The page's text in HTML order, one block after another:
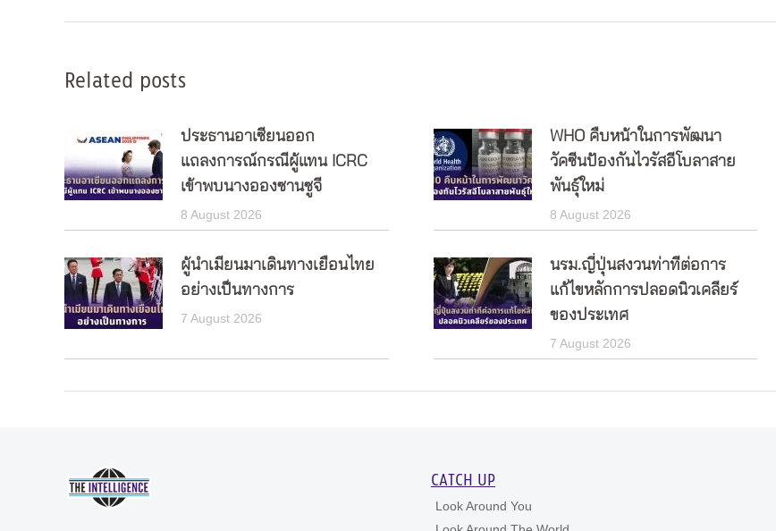
Related posts
ประธานอาเซียนออก
แถลงการณ์กรณีผู้แทน ICRC
เข้าพบนางอองซานซูจี
8 August 2026
WHO คืบหน้าในการพัฒนา
วัคซีนป้องกันไวรัสอีโบลาสาย
พันธุ์ใหม่
8 August 2026
ผู้นำเมียนมาเดินทางเยือนไทย
อย่างเป็นทางการ
7 August 2026
นรม.ญี่ปุ่นสงวนท่าทีต่อการ
แก้ไขหลักการปลอดนิวเคลียร์
ของประเทศ
7 August 2026
CATCH UP
Look Around You